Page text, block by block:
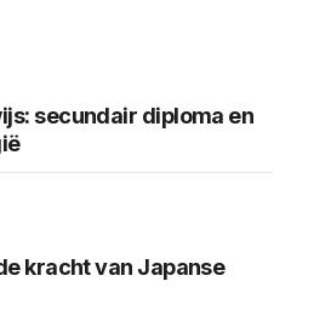
secundair diploma en
kracht van Japanse